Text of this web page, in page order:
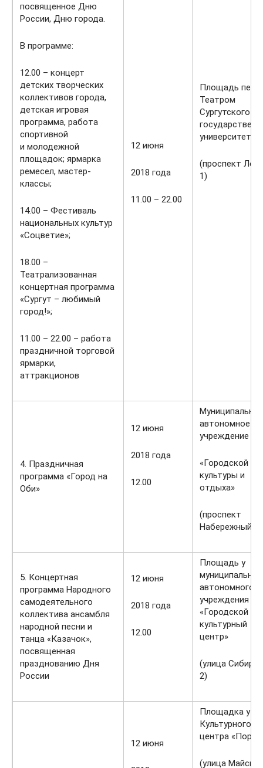
посвященное Дню
России, Дню города.
В программе:
12.00 – концерт
детских творческих
коллективов города,
детская игровая
программа, работа
спортивной
и молодежной
площадок; ярмарка
ремесел, мастер-
классы;
14.00 – Фестиваль
национальных культур
«Соцветие»;
18.00 –
Театрализованная
концертная программа
«Сургут – любимый
город!»;
11.00 – 22.00 – работа
праздничной торговой
ярмарки,
аттракционов
12 июня
2018 года
11.00 – 22.00
Площадь
Театром
Сургутского
университета
(проспект
1)
4. Праздничная
программа «Город на
Оби»
12 июня
2018 года
12.00
Муниципальное
автономное
учреждение
«Городской
культуры и
отдыха»
(проспект
Набережный)
5. Концертная
программа Народного
самодеятельного
коллектива ансамбля
народной песни и
танца «Казачок»,
посвященная
празднованию Дня
России
12 июня
2018 года
12.00
Площадь у
автономного
учреждения
«Городской
культурный
центр»
(улица
2)
12 июня
Площадка у
Культурного
центра «Порт»
(улица